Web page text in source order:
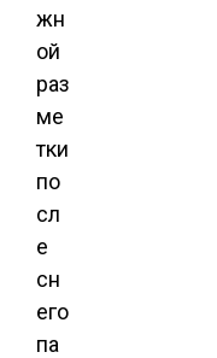
жн
ой
раз
ме
тки
по
сл
е
сн
его
па